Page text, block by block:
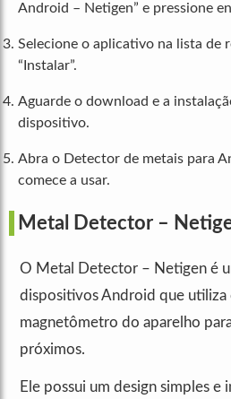
Android – Netigen” e pressione
Selecione o aplicativo na lista de
“Instalar”.
Aguarde o download e a
dispositivo.
Abra o Detector de metais para
comece a usar.
Metal Detector –
O Metal Detector – Netigen é
dispositivos Android que utiliza
magnetômetro do aparelho
próximos.
Ele possui um design simples e